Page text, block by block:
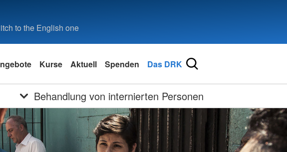
to the English one
Kurse Aktuell Spenden Das DRK
Behandlung von internierten Personen